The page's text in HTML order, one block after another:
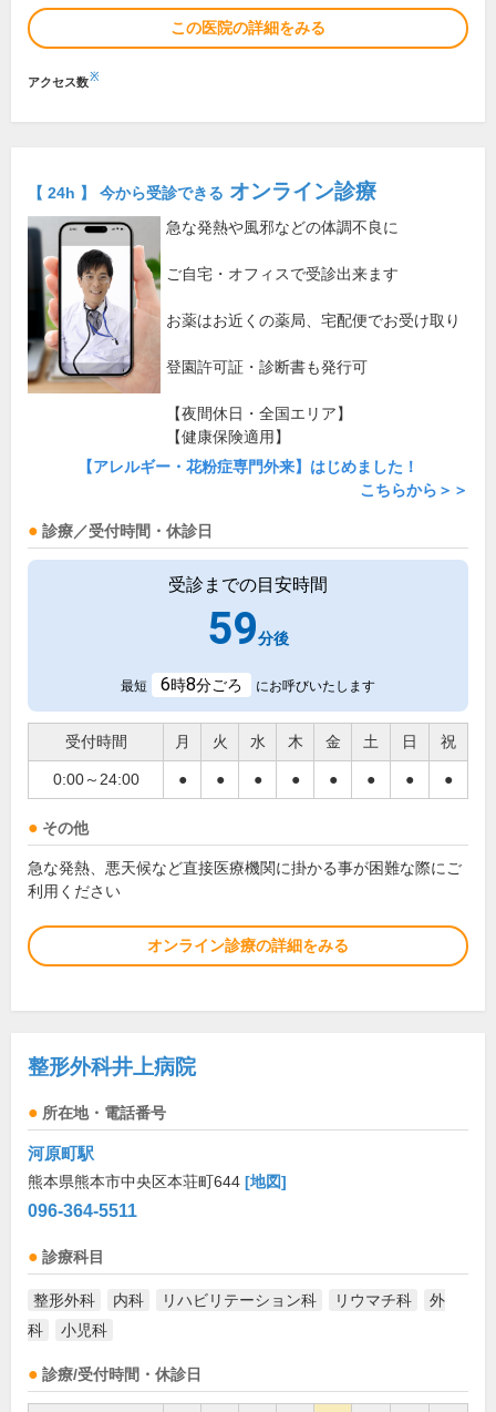
この医院の詳細をみる
アクセス数※
【 24h 】 今から受診できる オンライン診療
急な発熱や風邪などの体調不良に
ご自宅・オフィスで受診出来ます
お薬はお近くの薬局、宅配便でお受け取り
登園許可証・診断書も発行可
【夜間休日・全国エリア】
【健康保険適用】
【アレルギー・花粉症専門外来】はじめました！
こちらから＞＞
診療／受付時間・休診日
受診までの目安時間
59分後
最短 6時8分ごろ にお呼びいたします
受付時間 月 火 水 木 金 土 日 祝
0:00～24:00 ● ● ● ● ● ● ● ●
その他
急な発熱、悪天候など直接医療機関に掛かる事が困難な際にご
利用ください
オンライン診療の詳細をみる
整形外科井上病院
所在地・電話番号
河原町駅
熊本県熊本市中央区本荘町644 [地図]
096-364-5511
診療科目
整形外科 内科 リハビリテーション科 リウマチ科
外
科
小児科
診療/受付時間・休診日